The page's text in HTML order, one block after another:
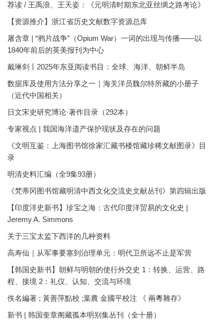
荐读 / 王禹浪、王天姿：《元明清时期东北亚丝绸之路考论》
【资源推介】浙江省历史文献数字资源总库
屠含章 | “鸦片战争”（Opium War）一词的出现与传播——以
1840年前后的英美报刊为中心
戴琳剑丨2025年东亚阅读书目：全球、海洋、朝鲜半岛
数据库及使用方法分享之一｜海关洋员魏尔特所藏的小册子
（近代中国相关）
日文宋史研究博论·著作目录（292本）
专家视点 | 我国海洋遗产保护现状及存在的问题
《文明互鉴：上海图书馆徐家汇藏书楼馆藏珍稀文献图录》目
录
明清史料汇编（全9集93册）
《梵蒂冈图书馆藏明清中西文化交流史文献丛刊》第四辑出版
【印度洋史新书】珍宝之海：古代印度洋贸易的文化史 |
Jeremy A. Simmons
关于三宝太监下西洋的几种资料
高寿仙｜从军事要塞到治理单元：明代卫所远不止是军营
【韩国史新书】朝鲜与明朝的使行外交史 1：转换、运营、路
程、接境 2：礼仪、认知、交流与环境
佚名編著 ; 黃善萍點校 ;葉農 金國平校注 《 兩粵雜存》
新书 | 韩国奎章阁藏孤本明别集丛刊（全十册）